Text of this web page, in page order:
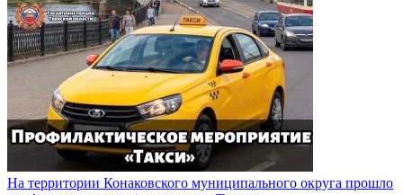
На территории Конаковского муниципального округа прошло